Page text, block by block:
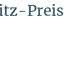
Preis